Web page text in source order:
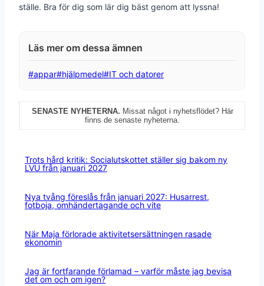
ställe. Bra för dig som lär dig bäst genom att lyssna!
Post
#appar#hjälpmedel#IT och datorer
SENASTE NYHETERNA. Missat något i nyhetsflödet? Här
finns de senaste nyheterna.
Trots hård kritik: Socialutskottet ställer sig bakom ny
LVU från januari 2027
Nya tvång föreslås från januari 2027: Husarrest,
fotboja, omhändertagande och vite
När Maja förlorade aktivitetsersättningen rasade
ekonomin
Jag är fortfarande förlamad – varför måste jag bevisa
det om och om igen?